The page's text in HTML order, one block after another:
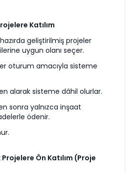
Katılım
geliştirilmiş projeler
uygun olanı seçer.
oturum amacıyla sisteme
alarak sisteme dâhil olurlar.
sonra yalnızca inşaat
ödenir.
Ön Katılım (Proje